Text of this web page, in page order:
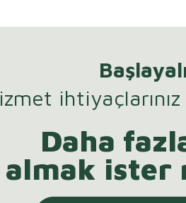
Daha
almak ister